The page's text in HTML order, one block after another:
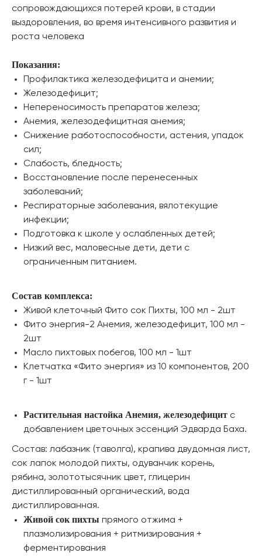
сопровождающихся потерей крови, в стадии
выздоровления, во время интенсивного развития и
роста человека
Показания:
Профилактика железодефицита и анемии;
Железодефицит;
Непереносимость препаратов железа;
Анемия, железодефицитная анемия;
Снижение работоспособности, астения, упадок
сил;
Слабость, бледность;
Восстановление после перенесенных
заболеваний;
Респираторные заболевания, вялотекущие
инфекции;
Подготовка к школе у ослабленных детей;
Низкий вес, маловесные дети, дети с
ограниченным питанием.
Состав комплекса:
Живой клеточный Фито сок Пихты, 100 мл - 2шт
Фито энергия-2 Анемия, железодефицит, 100 мл -
2шт
Масло пихтовых побегов, 100 мл - 1шт
Клетчатка «Фито энергия» из 10 компонентов, 200
г - 1шт
Растительная настойка Анемия, железодефицит с
добавлением цветочных эссенций Эдварда Баха.
Состав: лабазник (таволга), крапива двудомная лист,
сок лапок молодой пихты, одуванчик корень,
рябина, золототысячник цвет, глицерин
дистиллированный органический, вода
дистиллированная.
Живой сок пихты прямого отжима +
плазмолизирования + ритмизирования +
ферментирования